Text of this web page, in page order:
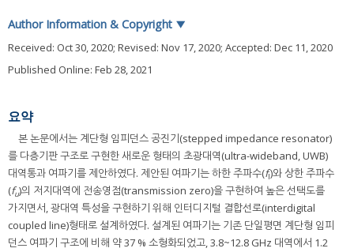
Author Information & Copyright ▼
Received: Oct 30, 2020; Revised: Nov 17, 2020; Accepted: Dec 11, 2020
Published Online: Feb 28, 2021
요약
본 논문에서는 계단형 임피던스 공진기(stepped impedance resonator)
를 다층기판 구조로 구현한 새로운 형태의 초광대역(ultra-wideband, UWB)
대역통과 여파기를 제안하였다. 제안된 여파기는 하한 주파수(fl)와 상한 주파수
(fu)의 저지대역에 전송영점(transmission zero)을 구현하여 높은 선택도를
가지면서, 광대역 특성을 구현하기 위해 인터디지털 결합선로(interdigital
coupled line)형태로 설계하였다. 설계된 여파기는 기존 단일평면 계단형 임피
던스 여파기 구조에 비해 약 37 % 소형화되었고, 3.8~12.8 GHz 대역에서 1.2